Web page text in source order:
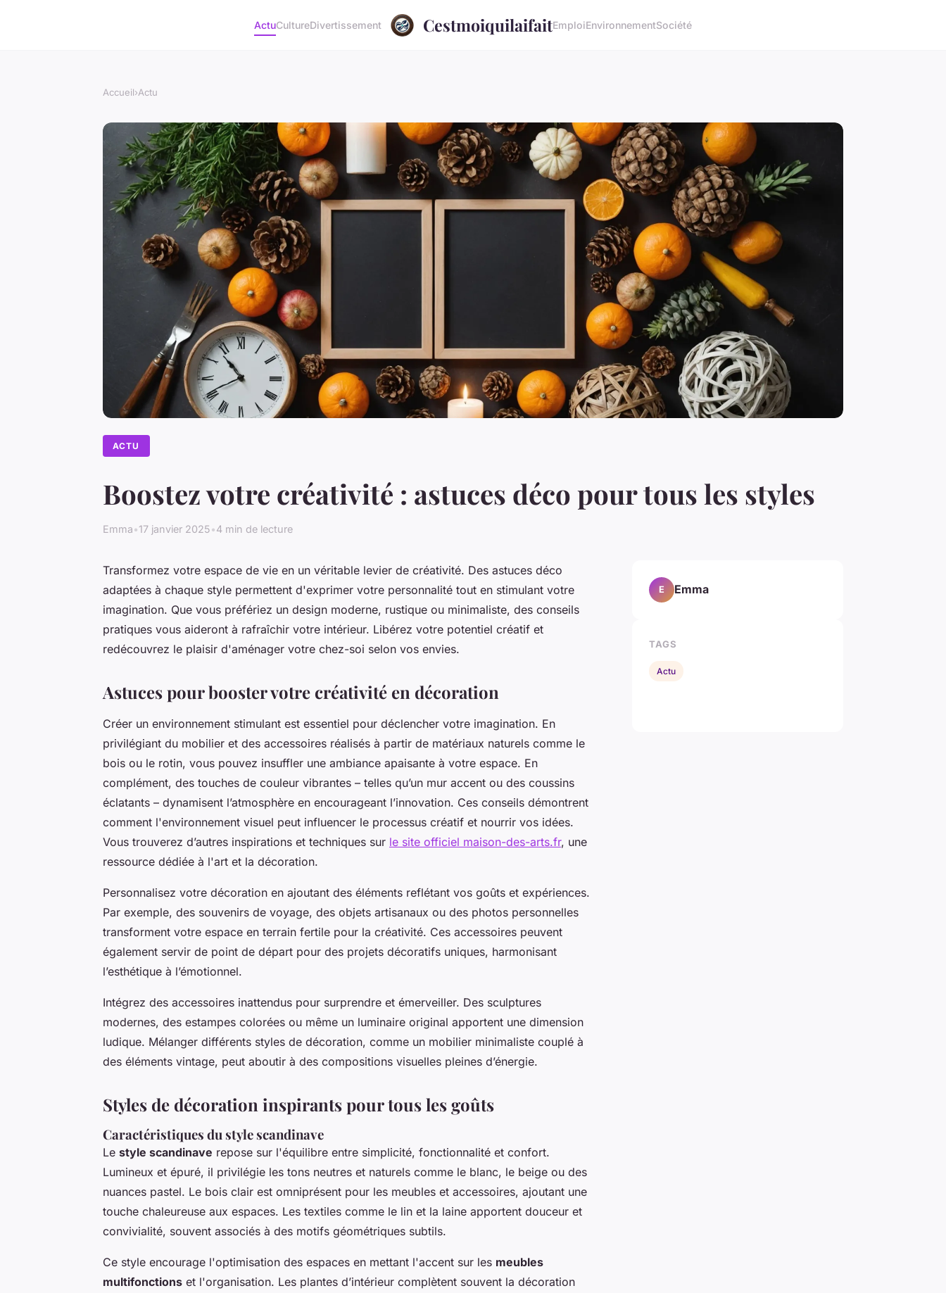
ActuCultureDivertissement CestmoiquilaifaitEmploiEnvironnementSociété
Accueil›Actu
ACTU
Boostez votre créativité : astuces déco pour tous les styles
Emma•17 janvier 2025•4 min de lecture
Transformez votre espace de vie en un véritable levier de créativité. Des astuces déco
adaptées à chaque style permettent d'exprimer votre personnalité tout en stimulant votre
imagination. Que vous préfériez un design moderne, rustique ou minimaliste, des conseils
pratiques vous aideront à rafraîchir votre intérieur. Libérez votre potentiel créatif et
redécouvrez le plaisir d'aménager votre chez-soi selon vos envies.
Astuces pour booster votre créativité en décoration
Créer un environnement stimulant est essentiel pour déclencher votre imagination. En
privilégiant du mobilier et des accessoires réalisés à partir de matériaux naturels comme le
bois ou le rotin, vous pouvez insuffler une ambiance apaisante à votre espace. En
complément, des touches de couleur vibrantes – telles qu’un mur accent ou des coussins
éclatants – dynamisent l’atmosphère en encourageant l’innovation. Ces conseils démontrent
comment l'environnement visuel peut influencer le processus créatif et nourrir vos idées.
Vous trouverez d’autres inspirations et techniques sur le site officiel maison-des-arts.fr, une
ressource dédiée à l'art et la décoration.
Personnalisez votre décoration en ajoutant des éléments reflétant vos goûts et expériences.
Par exemple, des souvenirs de voyage, des objets artisanaux ou des photos personnelles
transforment votre espace en terrain fertile pour la créativité. Ces accessoires peuvent
également servir de point de départ pour des projets décoratifs uniques, harmonisant
l’esthétique à l’émotionnel.
Intégrez des accessoires inattendus pour surprendre et émerveiller. Des sculptures
modernes, des estampes colorées ou même un luminaire original apportent une dimension
ludique. Mélanger différents styles de décoration, comme un mobilier minimaliste couplé à
des éléments vintage, peut aboutir à des compositions visuelles pleines d’énergie.
Styles de décoration inspirants pour tous les goûts
Caractéristiques du style scandinave
Le style scandinave repose sur l'équilibre entre simplicité, fonctionnalité et confort.
Lumineux et épuré, il privilégie les tons neutres et naturels comme le blanc, le beige ou des
nuances pastel. Le bois clair est omniprésent pour les meubles et accessoires, ajoutant une
touche chaleureuse aux espaces. Les textiles comme le lin et la laine apportent douceur et
convivialité, souvent associés à des motifs géométriques subtils.
Ce style encourage l'optimisation des espaces en mettant l'accent sur les meubles
multifonctions et l'organisation. Les plantes d’intérieur complètent souvent la décoration
E Emma
TAGS
Actu